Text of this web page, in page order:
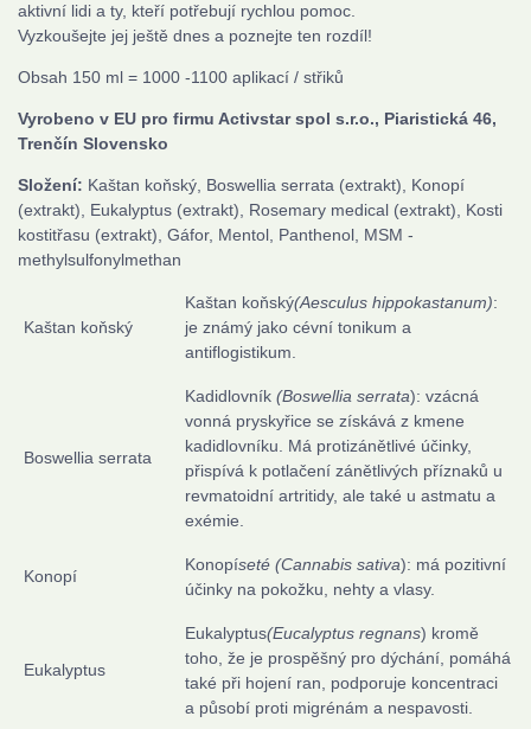
aktivní lidi a ty, kteří potřebují rychlou pomoc.
Vyzkoušejte jej ještě dnes a poznejte ten rozdíl!
Obsah 150 ml = 1000 -1100 aplikací / střiků
Vyrobeno v EU pro firmu Activstar spol s.r.o., Piaristická 46,
Trenčín Slovensko
Složení: Kaštan koňský, Boswellia serrata (extrakt), Konopí
(extrakt), Eukalyptus (extrakt), Rosemary medical (extrakt), Kosti
kostitřasu (extrakt), Gáfor, Mentol, Panthenol, MSM -
methylsulfonylmethan
Kaštan koňský
Kaštan koňský(Aesculus hippokastanum):
je známý jako cévní tonikum a
antiflogistikum.
Boswellia serrata
Kadidlovník (Boswellia serrata): vzácná
vonná pryskyřice se získává z kmene
kadidlovníku. Má protizánětlivé účinky,
přispívá k potlačení zánětlivých příznaků u
revmatoidní artritidy, ale také u astmatu a
exémie.
Konopí
Konopíseté (Cannabis sativa): má pozitivní
účinky na pokožku, nehty a vlasy.
Eukalyptus
Eukalyptus(Eucalyptus regnans) kromě
toho, že je prospěšný pro dýchání, pomáhá
také při hojení ran, podporuje koncentraci
a působí proti migrénám a nespavosti.